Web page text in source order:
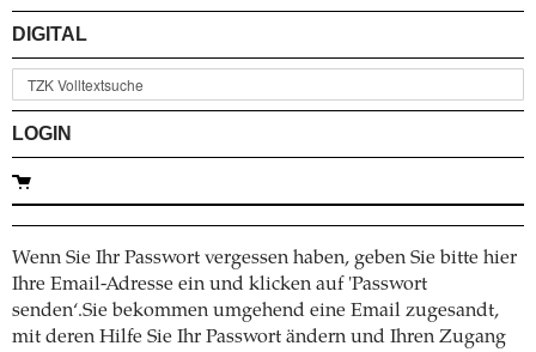
DIGITAL
LOGIN
Wenn Sie Ihr Passwort vergessen haben, geben Sie bitte hier
Ihre Email-Adresse ein und klicken auf 'Passwort
senden‘.Sie bekommen umgehend eine Email zugesandt,
mit deren Hilfe Sie Ihr Passwort ändern und Ihren Zugang